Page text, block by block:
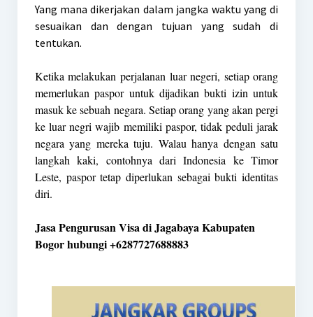
Yang mana dikerjakan dalam jangka waktu yang di
sesuaikan dan dengan tujuan yang sudah di
tentukan.
Ketika melakukan perjalanan luar negeri, setiap orang
memerlukan paspor untuk dijadikan bukti izin untuk
masuk ke sebuah negara. Setiap orang yang akan pergi
ke luar negri wajib memiliki paspor, tidak peduli jarak
negara yang mereka tuju. Walau hanya dengan satu
langkah kaki, contohnya dari Indonesia ke Timor
Leste, paspor tetap diperlukan sebagai bukti identitas
diri.
Jasa Pengurusan Visa di Jagabaya Kabupaten
Bogor hubungi +6287727688883